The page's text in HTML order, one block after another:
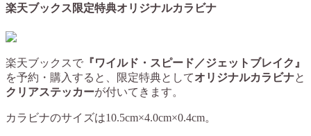
楽天ブックス限定特典オリジナルカラビナ
楽天ブックスで 『ワイルド・スピード／ジェットブレイク』
を予約・購入すると、限定特典としてオリジナルカラビナと
クリアステッカーが付いてきます。
カラビナのサイズは10.5cm×4.0cm×0.4cm。